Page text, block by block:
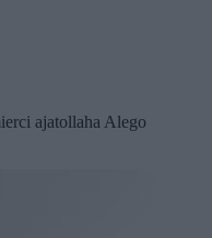
ajatollaha Alego